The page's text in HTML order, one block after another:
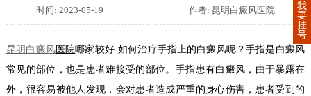
时间: 2023-05-19 作者: 昆明白癜风医院
昆明白癜风医院哪家较好-如何治疗手指上的白癜风呢？手指是白癜风
常见的部位，也是患者难接受的部位。手指患有白癜风，由于暴露在
外，很容易被他人发现，会对患者造成严重的身心伤害，患者受到的
我
要
挂
号